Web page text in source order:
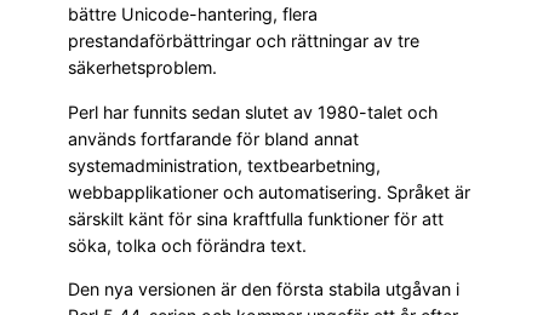
bättre Unicode-hantering, flera
prestandaförbättringar och rättningar av tre
säkerhetsproblem.
Perl har funnits sedan slutet av 1980-talet och
används fortfarande för bland annat
systemadministration, textbearbetning,
webbapplikationer och automatisering. Språket är
särskilt känt för sina kraftfulla funktioner för att
söka, tolka och förändra text.
Den nya versionen är den första stabila utgåvan i